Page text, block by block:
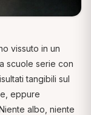
vissuto in un
scuole serie con
tangibili sul
eppure
albo, niente